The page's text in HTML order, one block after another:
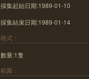
採集起始日期:1989-01-10
採集結束日期:1989-01-14
格式：
數量:1隻
範圍：